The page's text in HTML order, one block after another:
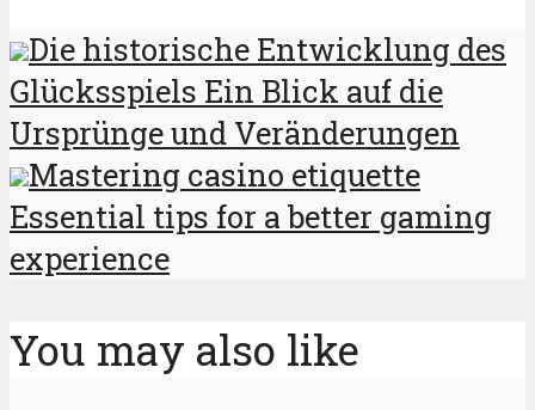
Die historische Entwicklung des
Glücksspiels Ein Blick auf die
Ursprünge und Veränderungen
Mastering casino etiquette
Essential tips for a better gaming
experience
You may also like